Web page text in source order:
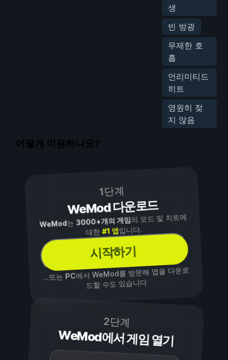
생
빈 방광
무제한 호
흡
언리미티드
히트
영원히 젖
지 않음
어떻게 이용하나요?
1단계
WeMod 다운로드
WeMod는3000+개의 게임의 모드 및 치트에
대한#1 앱입니다.
시작하기
...또는PC에서 WeMod를 방문해 앱을 다운로
드할 수도 있습니다
2단계
WeMod에서 게임 열기